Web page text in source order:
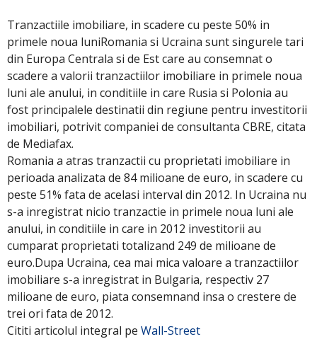
Tranzactiile imobiliare, in scadere cu peste 50% in
primele noua luniRomania si Ucraina sunt singurele tari
din Europa Centrala si de Est care au consemnat o
scadere a valorii tranzactiilor imobiliare in primele noua
luni ale anului, in conditiile in care Rusia si Polonia au
fost principalele destinatii din regiune pentru investitorii
imobiliari, potrivit companiei de consultanta CBRE, citata
de Mediafax.
Romania a atras tranzactii cu proprietati imobiliare in
perioada analizata de 84 milioane de euro, in scadere cu
peste 51% fata de acelasi interval din 2012. In Ucraina nu
s-a inregistrat nicio tranzactie in primele noua luni ale
anului, in conditiile in care in 2012 investitorii au
cumparat proprietati totalizand 249 de milioane de
euro.Dupa Ucraina, cea mai mica valoare a tranzactiilor
imobiliare s-a inregistrat in Bulgaria, respectiv 27
milioane de euro, piata consemnand insa o crestere de
trei ori fata de 2012.
Cititi articolul integral pe Wall-Street